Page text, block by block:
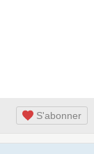
S'abonner